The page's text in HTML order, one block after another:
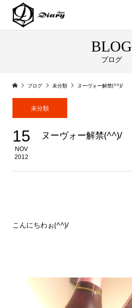
BLOG
ブログ
ブログ 未分類 ヌーヴォー解禁(^^)/
未分類
15
NOV
2012
ヌーヴォー解禁(^^)/
こんにちわぉ(^^)/